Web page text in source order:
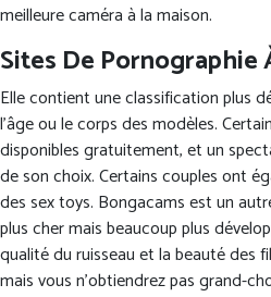
meilleure caméra à la maison.
Sites De Pornographie
Elle contient une classification plus
l’âge ou le corps des modèles.
disponibles gratuitement, et un
de son choix. Certains couples ont
des sex toys. Bongacams est un
plus cher mais beaucoup plus
qualité du ruisseau et la beauté des
mais vous n’obtiendrez pas grand-